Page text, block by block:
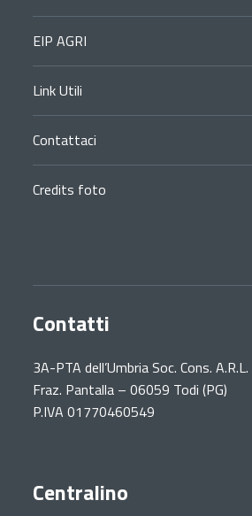
EIP AGRI
Link Utili
Contattaci
Credits foto
Contatti
3A-PTA dell’Umbria Soc. Cons. A.R.L.
Fraz. Pantalla – 06059 Todi (PG)
P.IVA 01770460549
Centralino